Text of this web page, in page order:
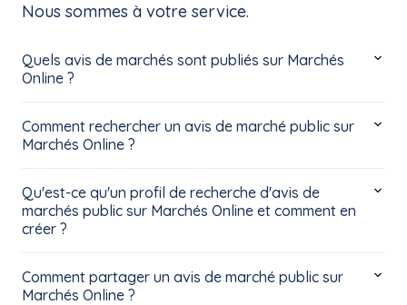
Nous sommes à votre service.
Quels avis de marchés sont publiés sur Marchés
Online ?
Comment rechercher un avis de marché public sur
Marchés Online ?
Qu'est-ce qu'un profil de recherche d'avis de
marchés public sur Marchés Online et comment en
créer ?
Comment partager un avis de marché public sur
Marchés Online ?